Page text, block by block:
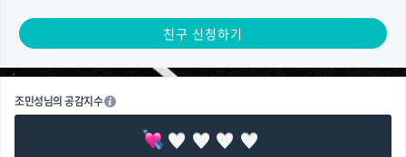
친구 신청하기
조민성님의 공감지수